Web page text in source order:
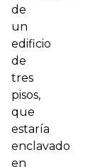
de
un
edificio
de
tres
pisos,
que
estaría
enclavado
en